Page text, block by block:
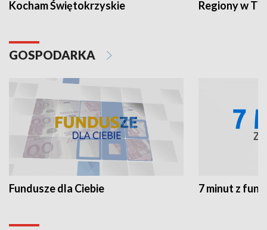
Kocham Świętokrzyskie Regiony w
GOSPODARKA
Fundusze dla Ciebie 7 minut z